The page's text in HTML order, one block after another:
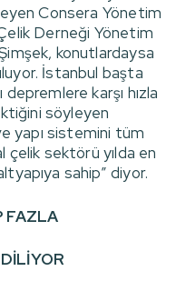
Consera Yönetim
Derneği Yönetim
Şimşek, konutlardaysa
İstanbul başta
karşı hızla
söyleyen
yapı sistemini tüm
çelik sektörü yılda en
sahip” diyor.
FAZLA